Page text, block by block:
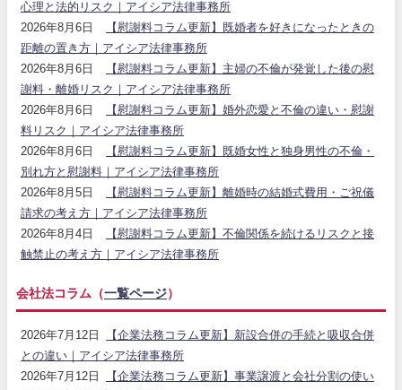
心理と法的リスク｜アイシア法律事務所
2026年8月6日
【慰謝料コラム更新】既婚者を好きになったときの
距離の置き方｜アイシア法律事務所
2026年8月6日
【慰謝料コラム更新】主婦の不倫が発覚した後の慰
謝料・離婚リスク｜アイシア法律事務所
2026年8月6日
【慰謝料コラム更新】婚外恋愛と不倫の違い・慰謝
料リスク｜アイシア法律事務所
2026年8月6日
【慰謝料コラム更新】既婚女性と独身男性の不倫・
別れ方と慰謝料｜アイシア法律事務所
2026年8月5日
【慰謝料コラム更新】離婚時の結婚式費用・ご祝儀
請求の考え方｜アイシア法律事務所
2026年8月4日
【慰謝料コラム更新】不倫関係を続けるリスクと接
触禁止の考え方｜アイシア法律事務所
会社法コラム（一覧ページ）
2026年7月12日
【企業法務コラム更新】新設合併の手続と吸収合併
との違い｜アイシア法律事務所
2026年7月12日
【企業法務コラム更新】事業譲渡と会社分割の使い